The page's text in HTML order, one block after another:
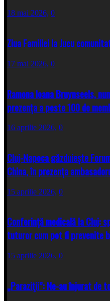
18 mai 2026, 0
Ziua Familiei la Jucu
17 mai 2026, 0
Ramona Ioana Bruynseels,
prezența a peste 100 de
16 aprilie 2026, 0
Cluj-Napoca găzduiește
China, în prezența
15 aprilie 2026, 0
Conferință medicală la Cluj:
tuturor cum pot fi prevenite
15 aprilie 2026, 0
„Paraziţii”: Ne-au înjurat de